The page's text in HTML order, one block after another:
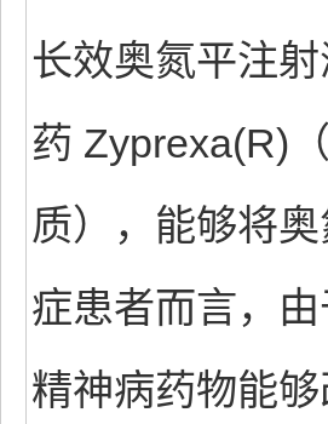
长效奥氮平注
药 Zyprexa(R)
质），能够将
症患者而言，
精神病药物能